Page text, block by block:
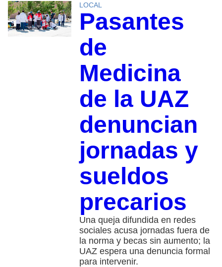
LOCAL
Pasantes
de
Medicina
de la UAZ
denuncian
jornadas y
sueldos
precarios
Una queja difundida en redes
sociales acusa jornadas fuera de
la norma y becas sin aumento; la
UAZ espera una denuncia formal
para intervenir.